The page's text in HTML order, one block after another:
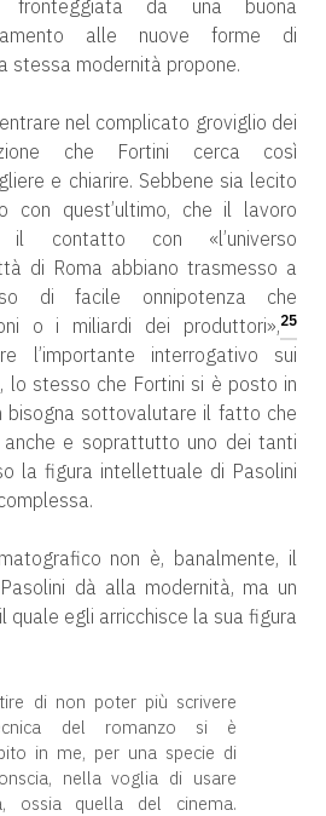
fronteggiata da una buona
alle nuove forme di
stessa modernità propone.
nel complicato groviglio dei
che Fortini cerca così
e chiarire. Sebbene sia lecito
con quest’ultimo, che il lavoro
il contatto con «l’universo
di Roma abbiano trasmesso a
di facile onnipotenza che
o i miliardi dei produttori»,25
l’importante interrogativo sui
lo stesso che Fortini si è posto in
bisogna sottovalutare il fatto che
e soprattutto uno dei tanti
la figura intellettuale di Pasolini
non è, banalmente, il
dà alla modernità, ma un
quale egli arricchisce la sua figura
di non poter più scrivere
del romanzo si è
in me, per una specie di
nella voglia di usare
ossia quella del cinema.